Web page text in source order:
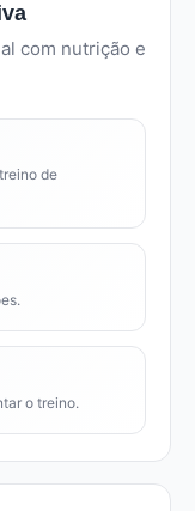
com nutrição e
de
o treino.